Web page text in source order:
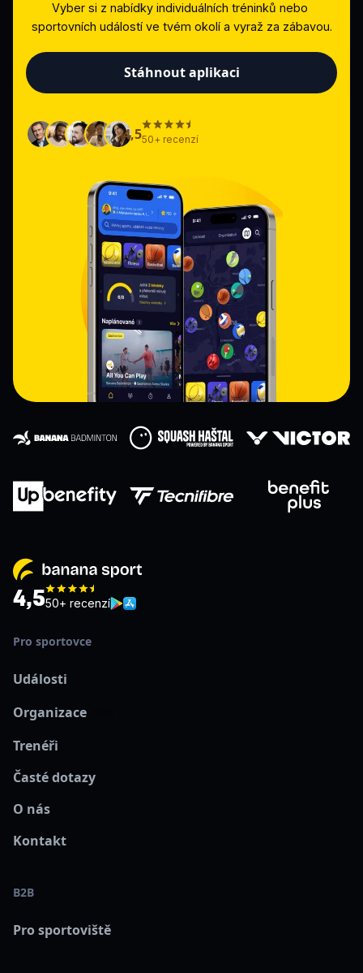
Vyber si z nabídky individuálních tréninků nebo
sportovních událostí ve tvém okolí a vyraž za zábavou.
Stáhnout aplikaci
4,550+ recenzí
4,550+ recenzí
Pro sportovce
Události
Organizace
Trenéři
Časté dotazy
O nás
Kontakt
B2B
Pro sportoviště